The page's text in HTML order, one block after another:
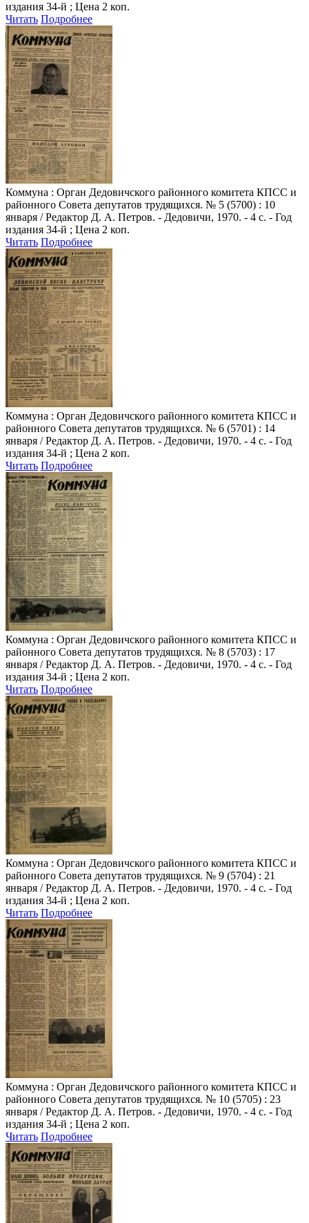
издания 34-й ; Цена 2 коп.
Читать Подробнее
Коммуна : Орган Дедовичского районного комитета КПСС и
районного Совета депутатов трудящихся. № 5 (5700) : 10
января / Редактор Д. А. Петров. - Дедовичи, 1970. - 4 с. - Год
издания 34-й ; Цена 2 коп.
Читать Подробнее
Коммуна : Орган Дедовичского районного комитета КПСС и
районного Совета депутатов трудящихся. № 6 (5701) : 14
января / Редактор Д. А. Петров. - Дедовичи, 1970. - 4 с. - Год
издания 34-й ; Цена 2 коп.
Читать Подробнее
Коммуна : Орган Дедовичского районного комитета КПСС и
районного Совета депутатов трудящихся. № 8 (5703) : 17
января / Редактор Д. А. Петров. - Дедовичи, 1970. - 4 с. - Год
издания 34-й ; Цена 2 коп.
Читать Подробнее
Коммуна : Орган Дедовичского районного комитета КПСС и
районного Совета депутатов трудящихся. № 9 (5704) : 21
января / Редактор Д. А. Петров. - Дедовичи, 1970. - 4 с. - Год
издания 34-й ; Цена 2 коп.
Читать Подробнее
Коммуна : Орган Дедовичского районного комитета КПСС и
районного Совета депутатов трудящихся. № 10 (5705) : 23
января / Редактор Д. А. Петров. - Дедовичи, 1970. - 4 с. - Год
издания 34-й ; Цена 2 коп.
Читать Подробнее